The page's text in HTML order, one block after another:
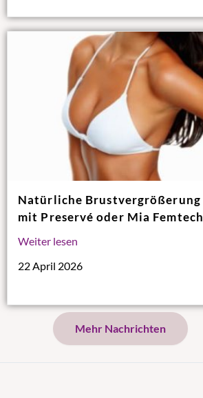
Natürliche Brustvergrößerung
mit Preservé oder Mia Femtech
Weiter lesen
22 April 2026
Mehr Nachrichten